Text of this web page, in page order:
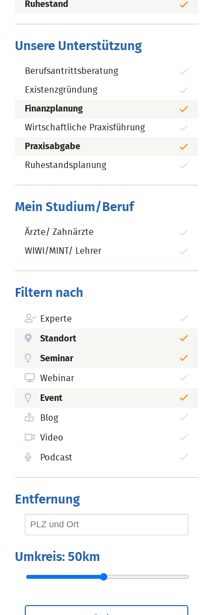
Ruhestand
Unsere Unterstützung
Berufsantrittsberatung
Existenzgründung
Finanzplanung
Wirtschaftliche Praxisführung
Praxisabgabe
Ruhestandsplanung
Mein Studium/Beruf
Ärzte/ Zahnärzte
WIWI/MINT/ Lehrer
Filtern nach
Experte
Standort
Seminar
Webinar
Event
Blog
Video
Podcast
Entfernung
Umkreis: 50km